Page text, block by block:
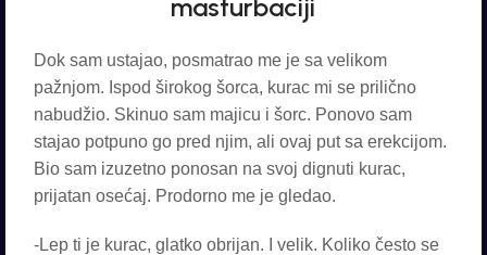
masturbaciji
Dok sam ustajao, posmatrao me je sa velikom
pažnjom. Ispod širokog šorca, kurac mi se prilično
nabudžio. Skinuo sam majicu i šorc. Ponovo sam
stajao potpuno go pred njim, ali ovaj put sa erekcijom.
Bio sam izuzetno ponosan na svoj dignuti kurac,
prijatan osećaj. Prodorno me je gledao.
-Lep ti je kurac, glatko obrijan. I velik. Koliko često se